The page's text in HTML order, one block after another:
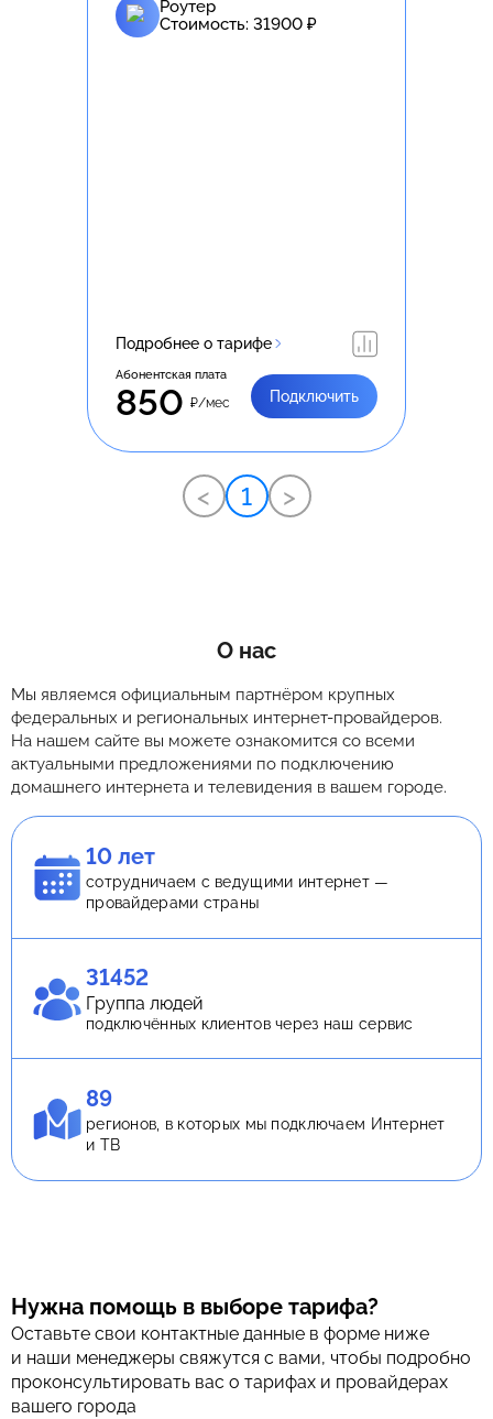
Роутер
Стоимость: 31900 ₽
Подробнее о тарифе
Абонентская плата
850 ₽/мес Подключить
< 1 >
О нас
Мы являемся официальным партнёром крупных
федеральных и региональных интернет-провайдеров.
На нашем сайте вы можете ознакомится со всеми
актуальными предложениями по подключению
домашнего интернета и телевидения в вашем городе.
10 лет
сотрудничаем с ведущими интернет —
провайдерами страны
31452
Группа людей
подключённых клиентов через наш сервис
89
регионов, в которых мы подключаем Интернет
и ТВ
Нужна помощь в выборе тарифа?
Оставьте свои контактные данные в форме ниже
и наши менеджеры свяжутся с вами, чтобы подробно
проконсультировать вас о тарифах и провайдерах
вашего города